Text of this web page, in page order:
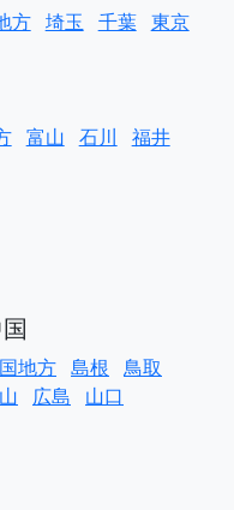
方 埼玉 千葉 東京
富山 石川 福井
地方 島根 鳥取
広島 山口